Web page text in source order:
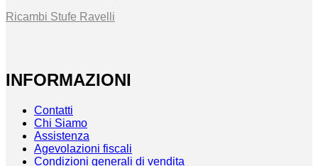
Ricambi Stufe Ravelli
INFORMAZIONI
Contatti
Chi Siamo
Assistenza
Agevolazioni fiscali
Condizioni generali di vendita